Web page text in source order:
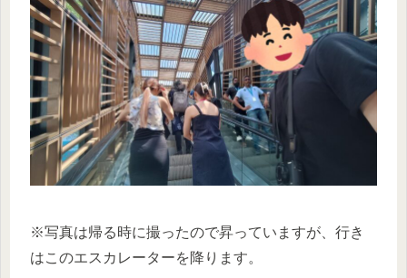
※写真は帰る時に撮ったので昇っていますが、行き
はこのエスカレーターを降ります。